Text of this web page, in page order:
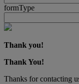
formType
Thank you!
Thank You!
Thanks for contacting